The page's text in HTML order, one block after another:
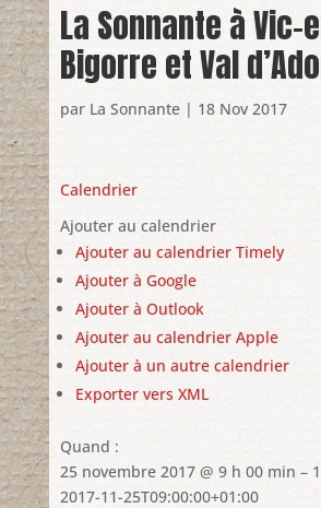
La Sonnante à Vic-
Bigorre et Val
par La Sonnante| 18 Nov 2017
Calendrier
Ajouter au calendrier
Ajouter au calendrier Timely
Ajouter à Google
Ajouter à Outlook
Ajouter au calendrier Apple
Ajouter à un autre calendrier
Exporter vers XML
Quand :
25 novembre 2017 @ 9 h 00 min –
2017-11-25T09:00:00+01:00